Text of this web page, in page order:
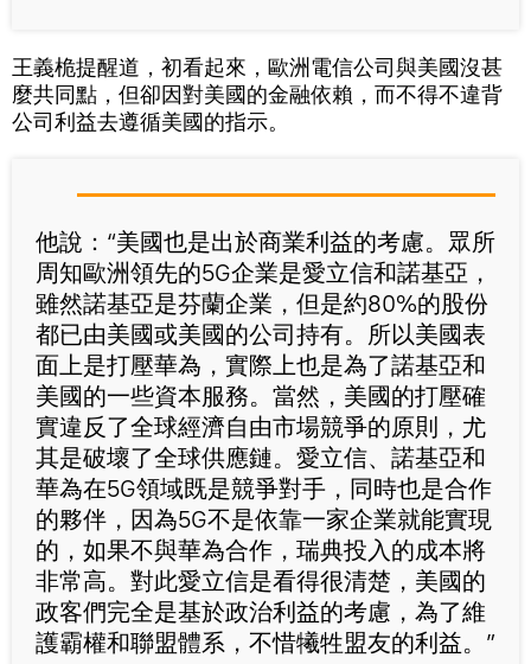
王義桅提醒道，初看起來，歐洲電信公司與美國沒甚
麼共同點，但卻因對美國的金融依賴，而不得不違背
公司利益去遵循美國的指示。
他說：“美國也是出於商業利益的考慮。眾所
周知歐洲領先的5G企業是愛立信和諾基亞，
雖然諾基亞是芬蘭企業，但是約80%的股份
都已由美國或美國的公司持有。所以美國表
面上是打壓華為，實際上也是為了諾基亞和
美國的一些資本服務。當然，美國的打壓確
實違反了全球經濟自由市場競爭的原則，尤
其是破壞了全球供應鏈。愛立信、諾基亞和
華為在5G領域既是競爭對手，同時也是合作
的夥伴，因為5G不是依靠一家企業就能實現
的，如果不與華為合作，瑞典投入的成本將
非常高。對此愛立信是看得很清楚，美國的
政客們完全是基於政治利益的考慮，為了維
護霸權和聯盟體系，不惜犧牲盟友的利益。”